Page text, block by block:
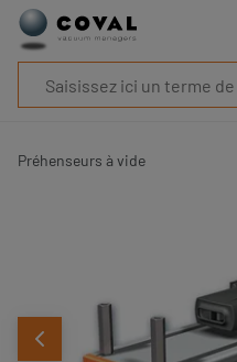
Préhenseurs à vide
Produits
Industries
Technologies
Ressources
Contact